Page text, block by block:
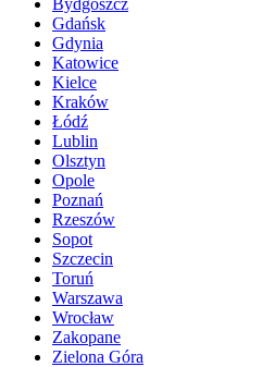
Bydgoszcz
Gdańsk
Gdynia
Katowice
Kielce
Kraków
Łódź
Lublin
Olsztyn
Opole
Poznań
Rzeszów
Sopot
Szczecin
Toruń
Warszawa
Wrocław
Zakopane
Zielona Góra